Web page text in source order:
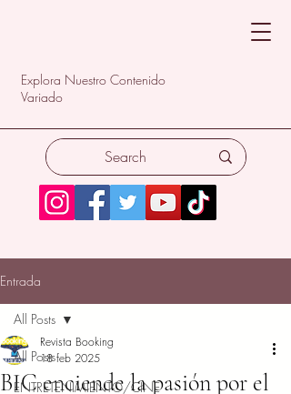
Explora Nuestro Contenido
Variado
Entrada
All Posts
ENTRETENIMIENTO/CINE
All Posts
BIC enciende la pasión por el
Revista Booking
18 feb 2025